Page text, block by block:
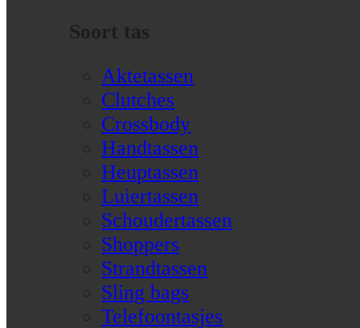
Soort tas
Aktetassen
Clutches
Crossbody
Handtassen
Heuptassen
Luiertassen
Schoudertassen
Shoppers
Strandtassen
Sling bags
Telefoontasjes